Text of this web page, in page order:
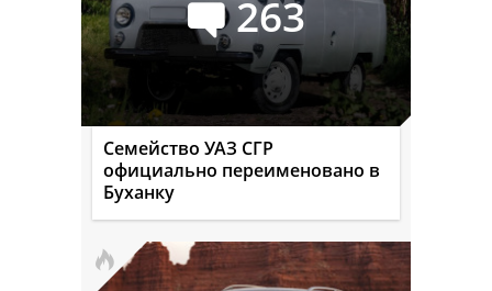
263
Семейство УАЗ СГР
официально переименовано в
Буханку